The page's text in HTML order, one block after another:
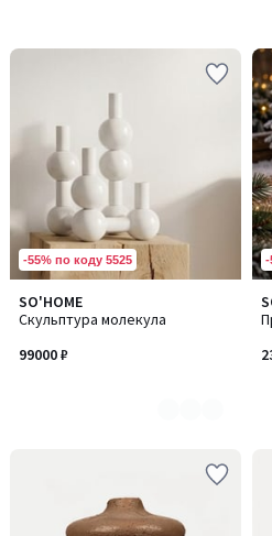
-55% по коду 5525
SO'HOME
Скульптура молекула
99000 ₽
Количество
цветов:
2
-